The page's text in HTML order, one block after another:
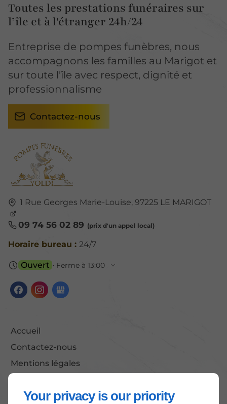
Your privacy is our priority
1 Rue Georges Marie-Louise, 97225 LE MARIGOT
09 74 56 02 89
Horaire bureau : 24/7
Ouvert ⋅ Ferme à 13:00
Accueil
Contactez-nous
Mentions légales
Toutes les prestations funéraires sur
l’île et à l'étranger 24h/24
Entreprise de pompes funèbres, nous
accompagnons les familles au Marigot et
sur toute l'île avec respect, dignité et
professionnalisme
Contactez-nous